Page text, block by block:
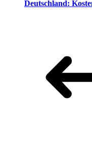
Deutschland: